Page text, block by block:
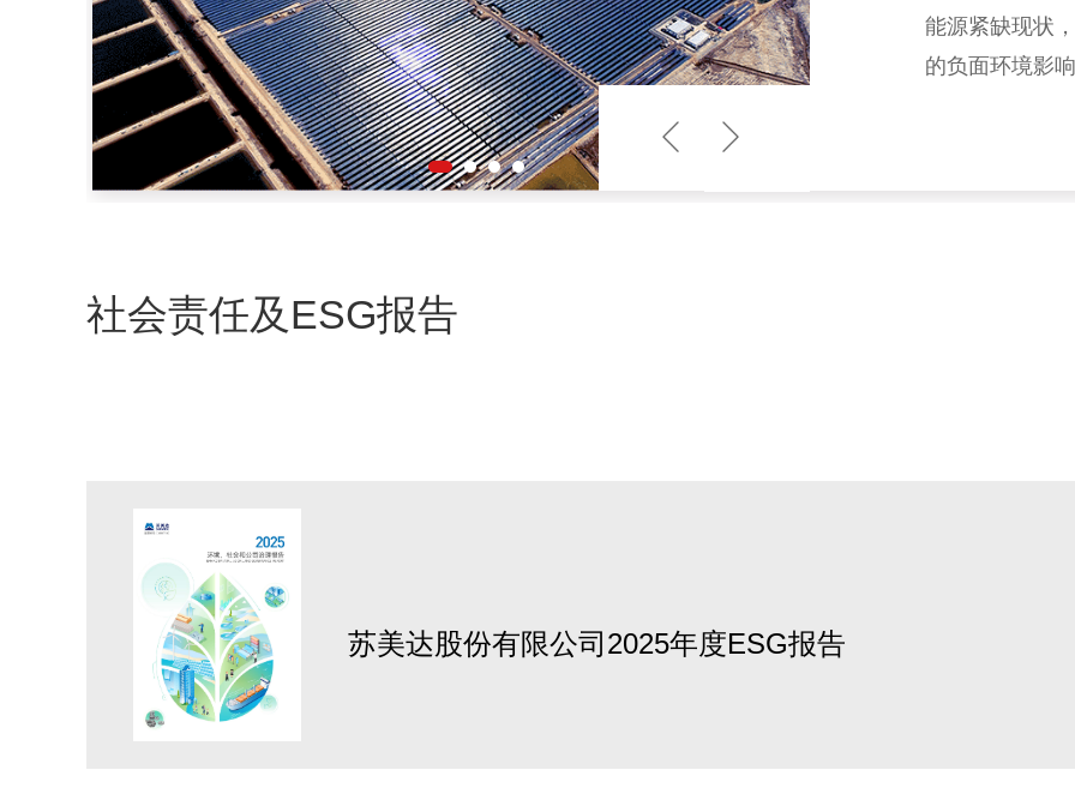
能源紧缺现状
的负面环境影
社会责任及ESG报告
苏美达股份有限公司2025年度ESG报告